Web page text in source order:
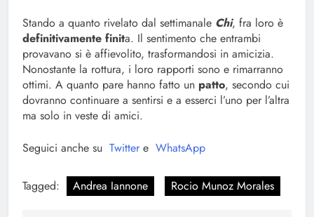
Stando a quanto rivelato dal settimanale Chi, fra loro è
definitivamente finita. Il sentimento che entrambi
provavano si è affievolito, trasformandosi in amicizia.
Nonostante la rottura, i loro rapporti sono e rimarranno
ottimi. A quanto pare hanno fatto un patto, secondo cui
dovranno continuare a sentirsi e a esserci l’uno per l’altra
ma solo in veste di amici.
Seguici anche su Twitter e WhatsApp
Tagged: Andrea Iannone Rocio Munoz Morales